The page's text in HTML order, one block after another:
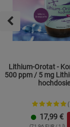
Lithium-Orotat -
500 ppm / 5 mg
17,99 €